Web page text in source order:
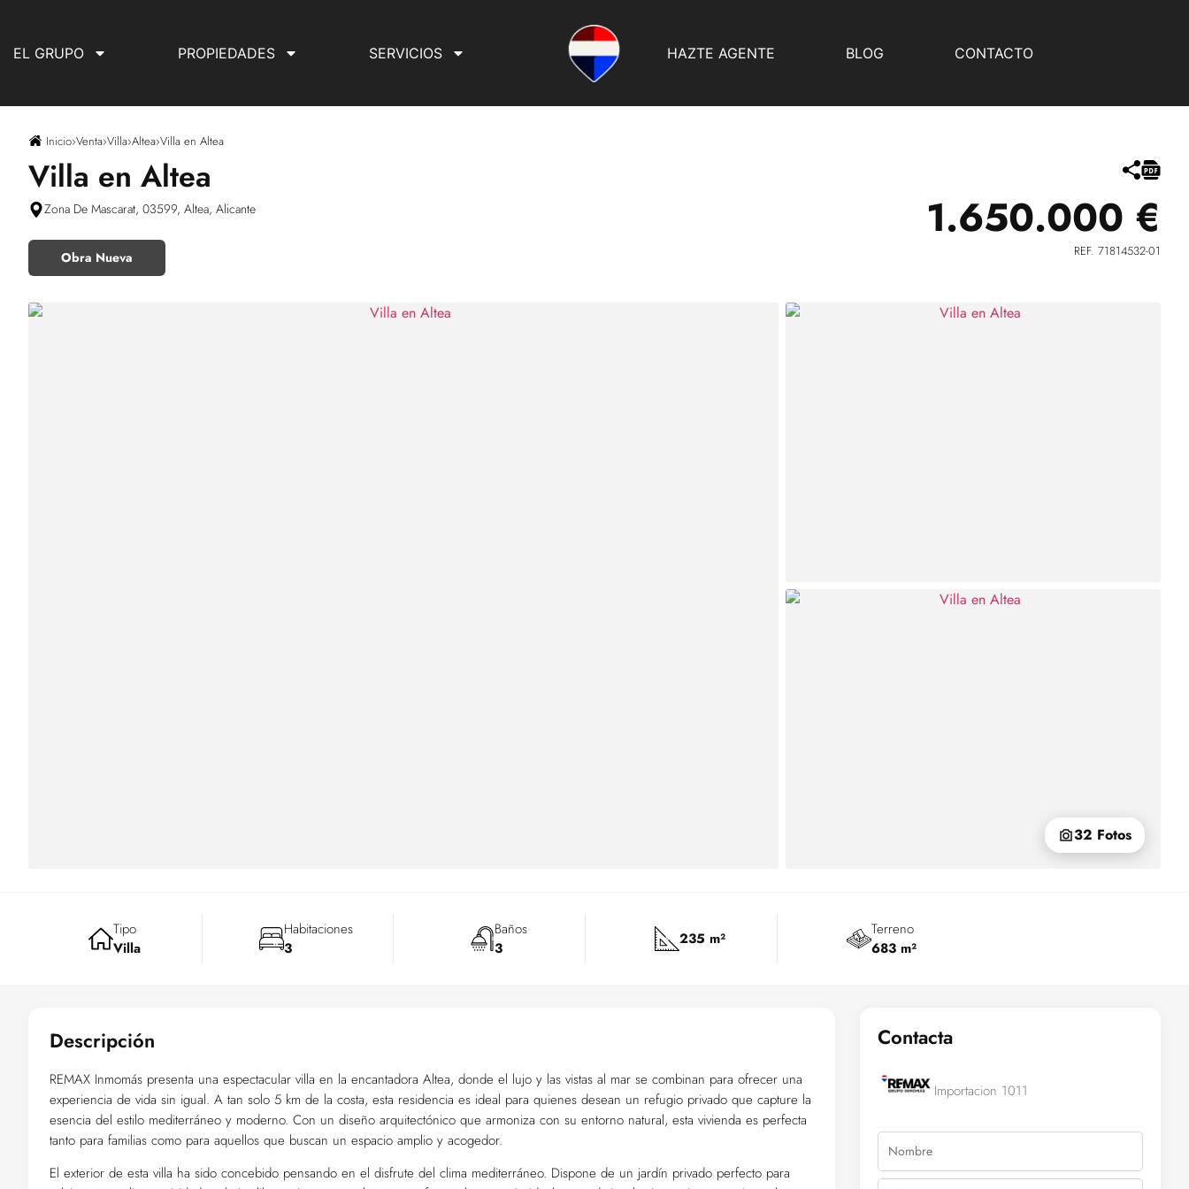
EL GRUPO PROPIEDADES SERVICIOS HAZTE AGENTE BLOG CONTACTO
Inicio›Venta›Villa›Altea›Villa en Altea
Villa en Altea
Zona De Mascarat, 03599, Altea, Alicante
Obra Nueva
1.650.000 €
REF. 71814532-01
32 Fotos
Tipo
Villa
Habitaciones
3
Baños
3
235 m²
Terreno
683 m²
Descripción
REMAX Inmomás presenta una espectacular villa en la encantadora Altea, donde el lujo y las vistas al mar se combinan para ofrecer una
experiencia de vida sin igual. A tan solo 5 km de la costa, esta residencia es ideal para quienes desean un refugio privado que capture la
esencia del estilo mediterráneo y moderno. Con un diseño arquitectónico que armoniza con su entorno natural, esta vivienda es perfecta
tanto para familias como para aquellos que buscan un espacio amplio y acogedor.
El exterior de esta villa ha sido concebido pensando en el disfrute del clima mediterráneo. Dispone de un jardín privado perfecto para
Contacta
Importacion 1011